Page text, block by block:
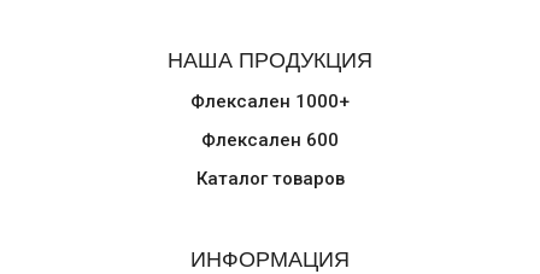
НАША ПРОДУКЦИЯ
Флексален 1000+
Флексален 600
Каталог товаров
ИНФОРМАЦИЯ